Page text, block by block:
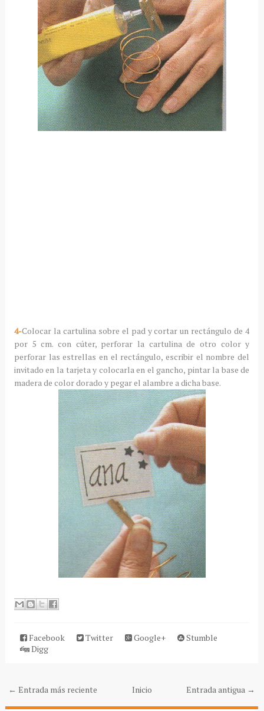
4-Colocar la cartulina sobre el pad y cortar un rectángulo de 4
por 5 cm. con cúter, perforar la cartulina de otro color y
perforar las estrellas en el rectángulo, escribir el nombre del
invitado en la tarjeta y colocarla en el gancho, pintar la base de
madera de color dorado y pegar el alambre a dicha base.
Facebook Twitter Google+
Stumble
Digg
← Entrada más reciente Entrada antigua →
Inicio